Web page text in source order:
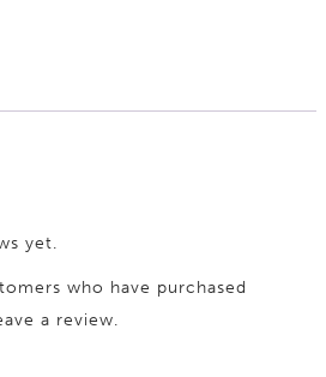
yet.
who have purchased
a review.